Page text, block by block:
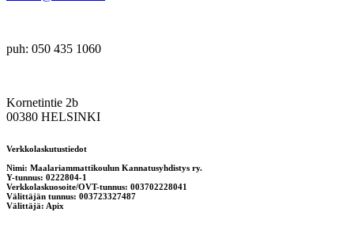
puh: 050 435 1060
Kornetintie 2b
00380 HELSINKI
Verkkolaskutustiedot
Nimi: Maalariammattikoulun Kannatusyhdistys ry.
Y-tunnus: 0222804-1
Verkkolaskuosoite/OVT-tunnus: 003702228041
Välittäjän tunnus: 003723327487
Välittäjä: Apix